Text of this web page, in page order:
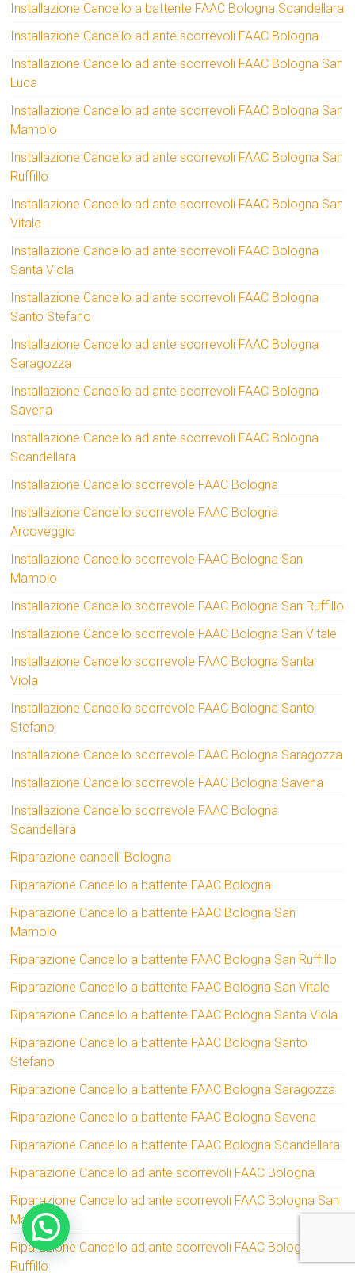
Installazione Cancello a battente FAAC Bologna Scandellara
Installazione Cancello ad ante scorrevoli FAAC Bologna
Installazione Cancello ad ante scorrevoli FAAC Bologna San
Luca
Installazione Cancello ad ante scorrevoli FAAC Bologna San
Mamolo
Installazione Cancello ad ante scorrevoli FAAC Bologna San
Ruffillo
Installazione Cancello ad ante scorrevoli FAAC Bologna San
Vitale
Installazione Cancello ad ante scorrevoli FAAC Bologna
Santa Viola
Installazione Cancello ad ante scorrevoli FAAC Bologna
Santo Stefano
Installazione Cancello ad ante scorrevoli FAAC Bologna
Saragozza
Installazione Cancello ad ante scorrevoli FAAC Bologna
Savena
Installazione Cancello ad ante scorrevoli FAAC Bologna
Scandellara
Installazione Cancello scorrevole FAAC Bologna
Installazione Cancello scorrevole FAAC Bologna
Arcoveggio
Installazione Cancello scorrevole FAAC Bologna San
Mamolo
Installazione Cancello scorrevole FAAC Bologna San Ruffillo
Installazione Cancello scorrevole FAAC Bologna San Vitale
Installazione Cancello scorrevole FAAC Bologna Santa
Viola
Installazione Cancello scorrevole FAAC Bologna Santo
Stefano
Installazione Cancello scorrevole FAAC Bologna Saragozza
Installazione Cancello scorrevole FAAC Bologna Savena
Installazione Cancello scorrevole FAAC Bologna
Scandellara
Riparazione cancelli Bologna
Riparazione Cancello a battente FAAC Bologna
Riparazione Cancello a battente FAAC Bologna San
Mamolo
Riparazione Cancello a battente FAAC Bologna San Ruffillo
Riparazione Cancello a battente FAAC Bologna San Vitale
Riparazione Cancello a battente FAAC Bologna Santa Viola
Riparazione Cancello a battente FAAC Bologna Santo
Stefano
Riparazione Cancello a battente FAAC Bologna Saragozza
Riparazione Cancello a battente FAAC Bologna Savena
Riparazione Cancello a battente FAAC Bologna Scandellara
Riparazione Cancello ad ante scorrevoli FAAC Bologna
Riparazione Cancello ad ante scorrevoli FAAC Bologna San
Mamolo
Riparazione Cancello ad ante scorrevoli FAAC Bologna San
Ruffillo